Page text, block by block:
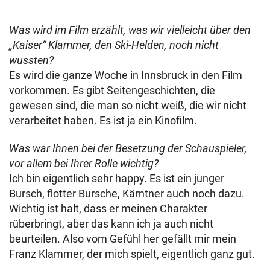
Was wird im Film erzählt, was wir vielleicht über den
„Kaiser“ Klammer, den Ski-Helden, noch nicht
wussten?
Es wird die ganze Woche in Innsbruck in den Film
vorkommen. Es gibt Seitengeschichten, die
gewesen sind, die man so nicht weiß, die wir nicht
verarbeitet haben. Es ist ja ein Kinofilm.
Was war Ihnen bei der Besetzung der Schauspieler,
vor allem bei Ihrer Rolle wichtig?
Ich bin eigentlich sehr happy. Es ist ein junger
Bursch, flotter Bursche, Kärntner auch noch dazu.
Wichtig ist halt, dass er meinen Charakter
rüberbringt, aber das kann ich ja auch nicht
beurteilen. Also vom Gefühl her gefällt mir mein
Franz Klammer, der mich spielt, eigentlich ganz gut.